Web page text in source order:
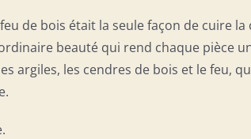
de bois était la seule façon de cuire la
beauté qui rend chaque pièce
argiles, les cendres de bois et le feu,